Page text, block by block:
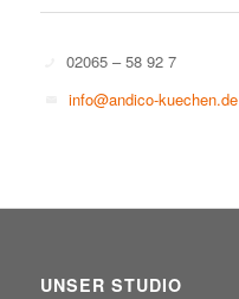
02065 – 58 92 7
info@andico-kuechen.de
UNSER STUDIO